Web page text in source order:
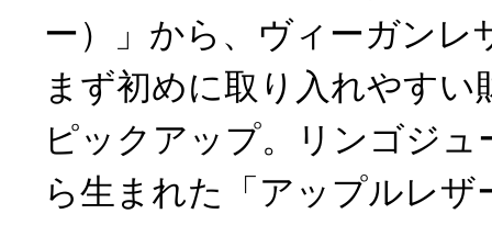
ー）」から、ヴィーガンレ
まず初めに取り入れやすい
ピックアップ。リンゴジ
ら生まれた「アップルレザ